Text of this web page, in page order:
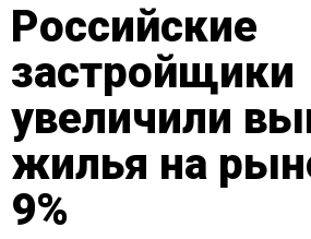
Российские
застройщики
увеличили
жилья на
9%